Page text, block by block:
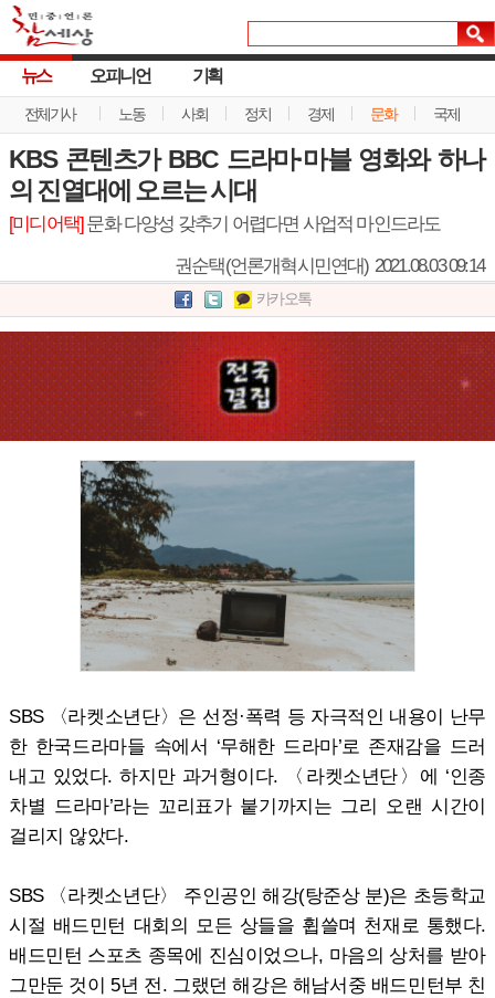
뉴스
전체기사 노동 사회 정치 경제 문화 국제
오피니언 기획
KBS 콘텐츠가 BBC 드라마·마블 영화와 하나
의 진열대에 오르는 시대
[미디어택]문화 다양성 갖추기 어렵다면 사업적 마인드라도
권순택(언론개혁시민연대) 2021.08.03 09:14
카카오톡
SBS 〈라켓소년단〉은 선정·폭력 등 자극적인 내용이 난무
한 한국드라마들 속에서 ‘무해한 드라마’로 존재감을 드러
내고 있었다. 하지만 과거형이다. 〈라켓소년단〉에 ‘인종
차별 드라마’라는 꼬리표가 붙기까지는 그리 오랜 시간이
걸리지 않았다.
SBS 〈라켓소년단〉 주인공인 해강(탕준상 분)은 초등학교
시절 배드민턴 대회의 모든 상들을 휩쓸며 천재로 통했다.
배드민턴 스포츠 종목에 진심이었으나, 마음의 상처를 받아
그만둔 것이 5년 전. 그랬던 해강은 해남서중 배드민턴부 친